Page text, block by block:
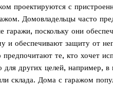
проектируются с
Домовладельцы часто
гаражи, поскольку они
и обеспечивают защиту от
предпочитают те, кто хочет
для других целей, например, в
склада. Дома с гаражом